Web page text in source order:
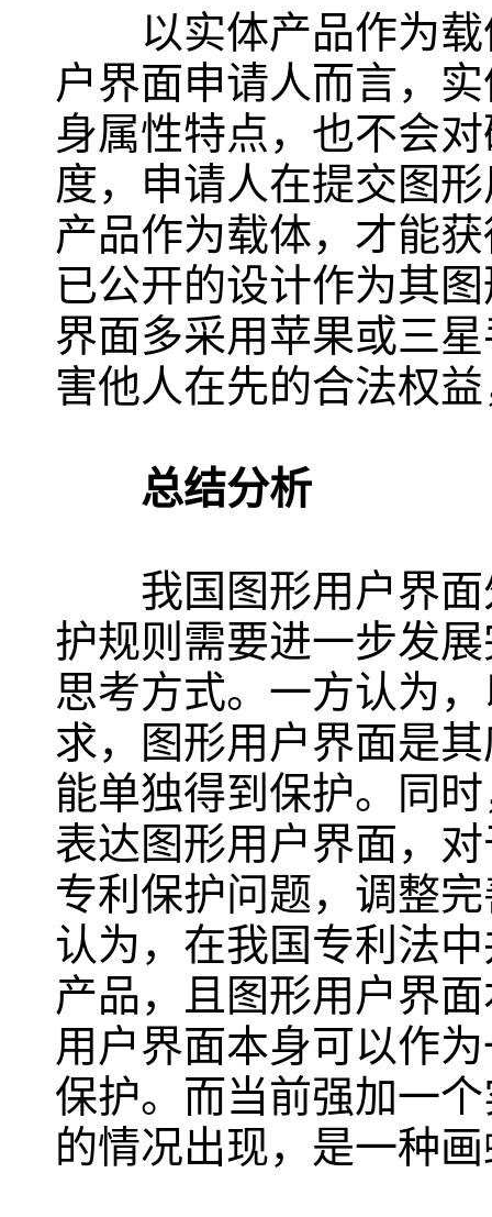
以实体产品作为载
户界面申请人而言，
身属性特点，也不会
度，申请人在提交图
产品作为载体，才能
已公开的设计作为其
界面多采用苹果或三
害他人在先的合法权
总结分析
我国图形用户界面
护规则需要进一步发
思考方式。一方认为
求，图形用户界面是
能单独得到保护。同
表达图形用户界面，
专利保护问题，调整
认为，在我国专利法
产品，且图形用户界
用户界面本身可以作
保护。而当前强加一
的情况出现，是一种